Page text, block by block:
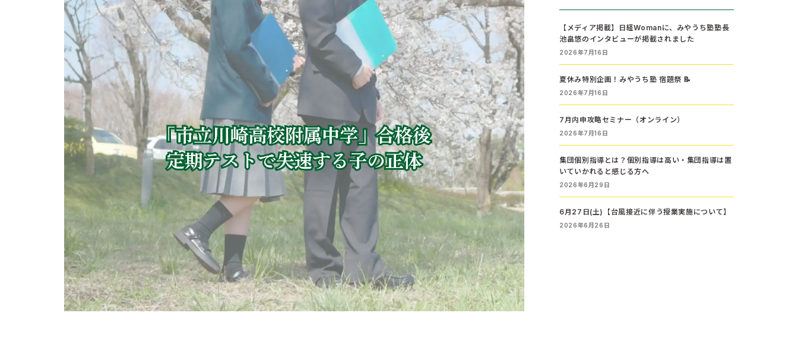
【メディア掲載】日経Womanに、みやうち塾塾長
池畠悠のインタビューが掲載されました
2026年7月16日
夏休み特別企画！みやうち塾 宿題祭 📝
2026年7月16日
7月内申攻略セミナー（オンライン）
2026年7月16日
集団個別指導とは？個別指導は高い・集団指導は置
いていかれると感じる方へ
2026年6月29日
6月27日(土)【台風接近に伴う授業実施について】
2026年6月26日